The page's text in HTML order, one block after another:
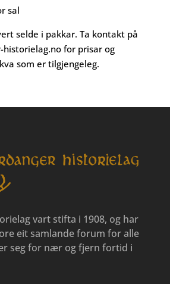
sal
selde i pakkar. Ta kontakt på
historielag.nofor prisar og
som er tilgjengeleg.
vart stifta i 1908, og har
eit samlande forum for alle
seg for nær og fjern fortid i